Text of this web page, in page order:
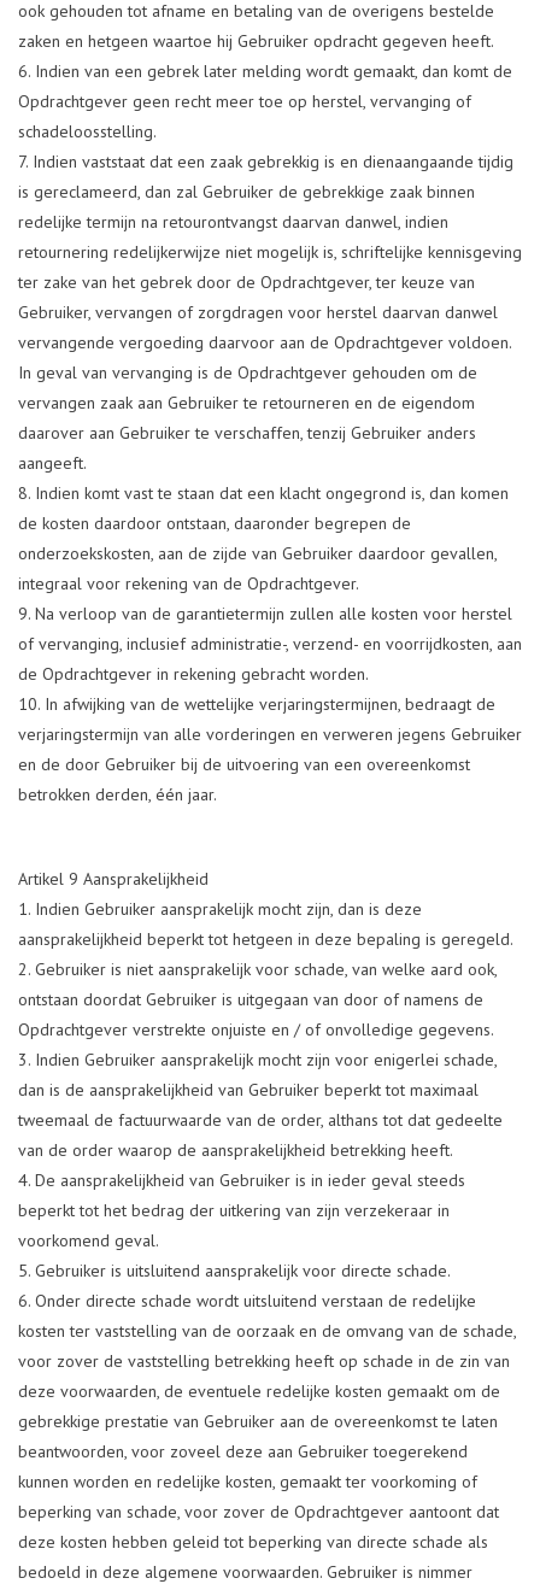
ook gehouden tot afname en betaling van de overigens bestelde
zaken en hetgeen waartoe hij Gebruiker opdracht gegeven heeft.
Indien van een gebrek later melding wordt gemaakt, dan komt de
Opdrachtgever geen recht meer toe op herstel, vervanging of
schadeloosstelling.
Indien vaststaat dat een zaak gebrekkig is en dienaangaande tijdig
is gereclameerd, dan zal Gebruiker de gebrekkige zaak binnen
redelijke termijn na retourontvangst daarvan danwel, indien
retournering redelijkerwijze niet mogelijk is, schriftelijke kennisgeving
ter zake van het gebrek door de Opdrachtgever, ter keuze van
Gebruiker, vervangen of zorgdragen voor herstel daarvan danwel
vervangende vergoeding daarvoor aan de Opdrachtgever voldoen.
In geval van vervanging is de Opdrachtgever gehouden om de
vervangen zaak aan Gebruiker te retourneren en de eigendom
daarover aan Gebruiker te verschaffen, tenzij Gebruiker anders
aangeeft.
Indien komt vast te staan dat een klacht ongegrond is, dan komen
de kosten daardoor ontstaan, daaronder begrepen de
onderzoekskosten, aan de zijde van Gebruiker daardoor gevallen,
integraal voor rekening van de Opdrachtgever.
Na verloop van de garantietermijn zullen alle kosten voor herstel
of vervanging, inclusief administratie-, verzend- en voorrijdkosten, aan
de Opdrachtgever in rekening gebracht worden.
In afwijking van de wettelijke verjaringstermijnen, bedraagt de
verjaringstermijn van alle vorderingen en verweren jegens Gebruiker
en de door Gebruiker bij de uitvoering van een overeenkomst
betrokken derden, één jaar.
Artikel 9 Aansprakelijkheid
Indien Gebruiker aansprakelijk mocht zijn, dan is deze
aansprakelijkheid beperkt tot hetgeen in deze bepaling is geregeld.
Gebruiker is niet aansprakelijk voor schade, van welke aard ook,
ontstaan doordat Gebruiker is uitgegaan van door of namens de
Opdrachtgever verstrekte onjuiste en / of onvolledige gegevens.
Indien Gebruiker aansprakelijk mocht zijn voor enigerlei schade,
dan is de aansprakelijkheid van Gebruiker beperkt tot maximaal
tweemaal de factuurwaarde van de order, althans tot dat gedeelte
van de order waarop de aansprakelijkheid betrekking heeft.
De aansprakelijkheid van Gebruiker is in ieder geval steeds
beperkt tot het bedrag der uitkering van zijn verzekeraar in
voorkomend geval.
Gebruiker is uitsluitend aansprakelijk voor directe schade.
Onder directe schade wordt uitsluitend verstaan de redelijke
kosten ter vaststelling van de oorzaak en de omvang van de schade,
voor zover de vaststelling betrekking heeft op schade in de zin van
deze voorwaarden, de eventuele redelijke kosten gemaakt om de
gebrekkige prestatie van Gebruiker aan de overeenkomst te laten
beantwoorden, voor zoveel deze aan Gebruiker toegerekend
kunnen worden en redelijke kosten, gemaakt ter voorkoming of
beperking van schade, voor zover de Opdrachtgever aantoont dat
deze kosten hebben geleid tot beperking van directe schade als
bedoeld in deze algemene voorwaarden. Gebruiker is nimmer